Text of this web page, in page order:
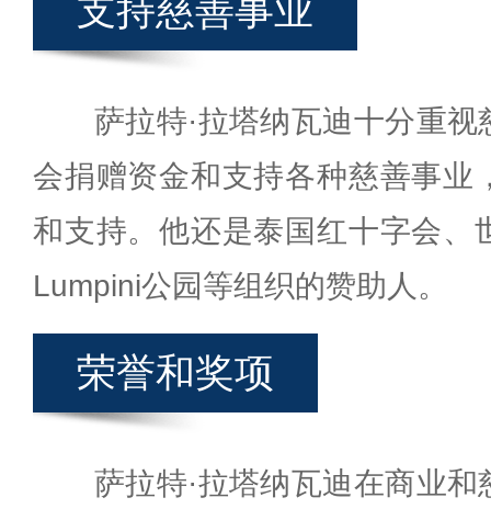
支持慈善事业
萨拉特·拉塔纳瓦迪十分重
会捐赠资金和支持各种慈善事业
和支持。他还是泰国红十字会、
Lumpini公园等组织的赞助人。
荣誉和奖项
萨拉特·拉塔纳瓦迪在商业